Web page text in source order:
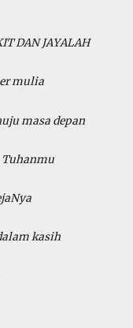
DAN JAYALAH
mulia
masa depan
kasih